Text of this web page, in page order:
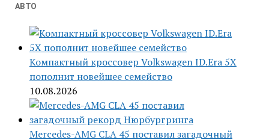
АВТО
Компактный кроссовер Volkswagen ID.Era 5X
пополнит новейшее семейство
10.08.2026
Mercedes-AMG CLA 45 поставил загадочный